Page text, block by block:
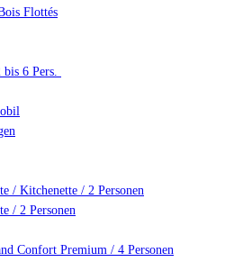
Flottés
6 Pers.
/ Kitchenette / 2 Personen
/ 2 Personen
Confort Premium / 4 Personen